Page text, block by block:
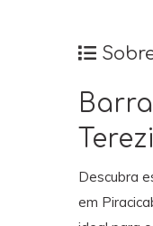
Descubra
em